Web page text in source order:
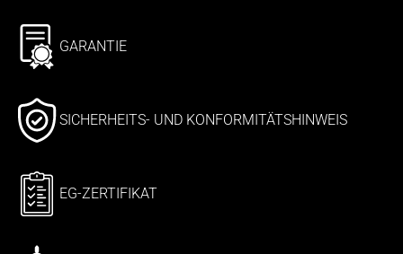
GARANTIE
SICHERHEITS- UND KONFORMITÄTSHINWEIS
EG-ZERTIFIKAT